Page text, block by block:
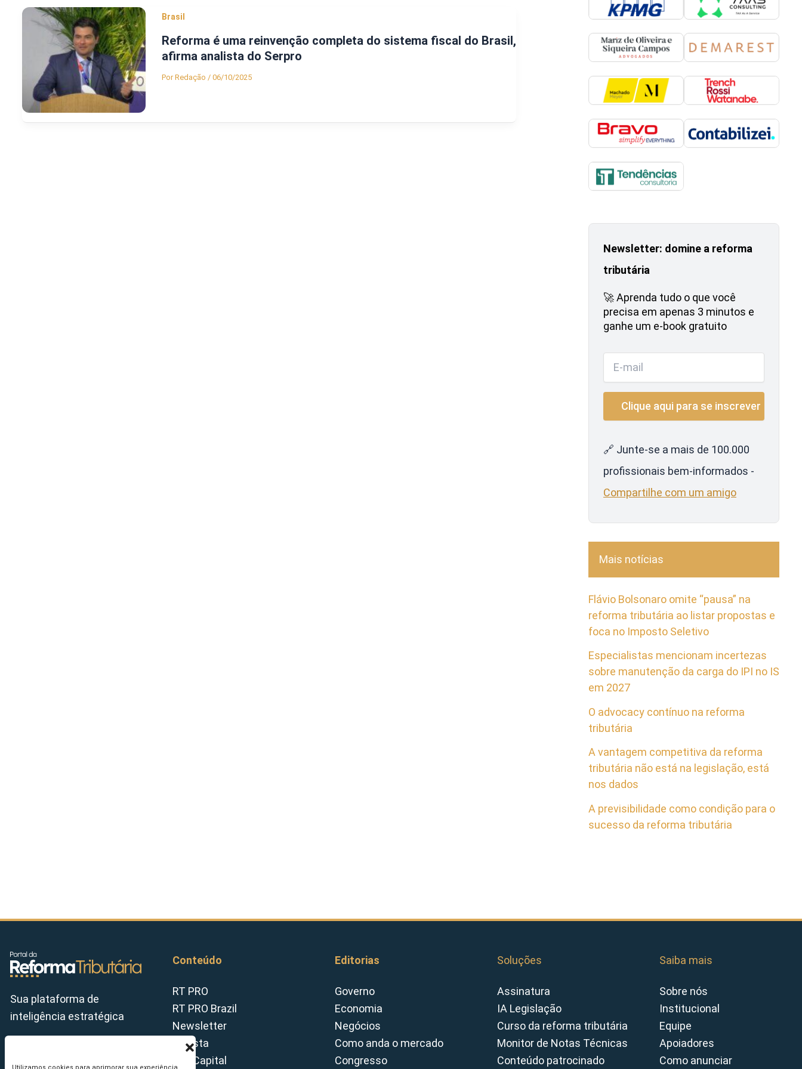
Brasil
Reforma é uma reinvenção completa do sistema fiscal do Brasil,
afirma analista do Serpro
PorRedação / 06/10/2025
Newsletter: domine a reforma
tributária
🚀 Aprenda tudo o que você
precisa em apenas 3 minutos e
ganhe um e-book gratuito
🔗 Junte-se a mais de 100.000
profissionais bem-informados -
Compartilhe com um amigo
Mais notícias
Flávio Bolsonaro omite “pausa” na
reforma tributária ao listar propostas e
foca no Imposto Seletivo
Especialistas mencionam incertezas
sobre manutenção da carga do IPI no IS
em 2027
O advocacy contínuo na reforma
tributária
A vantagem competitiva da reforma
tributária não está na legislação, está
nos dados
A previsibilidade como condição para o
sucesso da reforma tributária
Sua plataforma de
inteligência estratégica
Conteúdo
RT PRO
RT PRO Brazil
Newsletter
Revista
Tax Capital
Editorias
Governo
Economia
Negócios
Como anda o mercado
Congresso
Soluções
Assinatura
IA Legislação
Curso da reforma tributária
Monitor de Notas Técnicas
Conteúdo patrocinado
Saiba mais
Sobre nós
Institucional
Equipe
Apoiadores
Como anunciar